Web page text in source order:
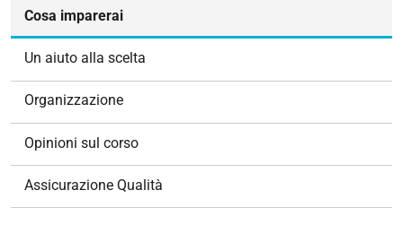
Cosa imparerai
Un aiuto alla scelta
Organizzazione
Opinioni sul corso
Assicurazione Qualità